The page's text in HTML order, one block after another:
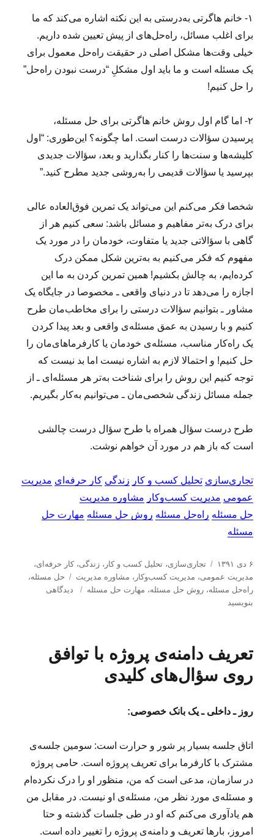
ا
ا
د
۱- خانم هاگرتی به‌درستی به این نکته اشاره می‌کند که ما
برای اغلب مسائل، راه‌حل‌های از پیش تعیین شده داریم.
خیلی وقت‌ها مشکل اصلی در حقیقت راه‌حل معمول برای
یک مسئله است و ما باید اول مشکلِ “درست نبودن راه‌حل”
را حل کنیم!
۲- اما گام اول روش خانم هاگرتی برای حل مسئله،
پرسیدن سؤالات درست است. اما چگونه؟ این‌طوری: “اول
کلیشه‌ها و سنت‌ها را کنار بگذارید و بعد، سؤالات جدیدی
بپرسید یا سؤالات قدیمی را به‌روشی جدید مطرح کنید.”
شخصا فکر می‌کنم این می‌تواند یک تمرین فوق‌العاده عالی
برای درک به‌تر مفاهیم و مسائل باشد: سعی کنیم هر از
گاهی با سؤالاتی جدید یا متفاوت، خودمان را در مورد یک
مفهوم که فکر می‌کنیم به به‌ترین شکل ممکن درک
کرده‌ایم، به چالش بکشیم! همین تمرین کردن به ما این
اجازه را می‌دهد تا در دنیای واقعی ـ مخصوصا در جایگاه یک
مشاور ـ بتوانیم سؤالات درستی را برای مخاطب‌مان طرح
کنیم و با رسیدن به عمق مسئله‌ی واقعی و بعد پیدا کردن
یک راه‌کار مناسب، مسئله‌ی خودمان یا کارفرماهای‌مان را
حل کنیم! و احتمالا لازم به اشاره نیست اما بد نیست که
توجه کنیم این روش را برای شناخت به‌تر هر مسئله‌ای ـ از
جمله مسائل زندگی شخصی‌مان ـ می‌توانیم به‌کار بگیریم.
طرح درست سؤال همراه با طرح سؤال درست چالشی
است که باز هم در مورد آن خواهم نوشت.
تجاری‌سازی تحلیل کسب و کار زندگی کار حرفه‌ای مدیریت
عمومی مدیریت کسب‌و‌کار مشاوره مدیریت
حل مسئله راه‌حل مسئله روش حل مسئله مهارت حل
مسئله
ا
ر
س
ا
ه
ر
۶ دی ۱۳۹۱
د
س
تجاری‌سازی،تحلیل كسب و كار ،زندگی،کار حرفه‌ای،
مدیریت عمومی، مدیریت كسب‌و‌كار ، مشاوره مدیریت
ب
ر
ا
حل مسئله،
راه‌حل مسئله،روش حل مسئله، مهارت حل مسئله
ا
س
ی
د
ی
ع
دیدگاهی
بنویسید
تعریف دامنه‌ی پروژه با توافق
روی سؤال‌های کلیدی
روز ـ داخلی ـ یک بانک خصوصی:
اتاق جلسه بسیار پر شور و حرارت است: سومین جلسه‌ی
مشترک با کارفرما برای تعریف پروژه است. حامی پروژه
در سازمان، مدعی است که من، منظور او را درک نکرده‌ام
و مسئله‌ی مورد نظر من، مسئله‌ی او نیست. در مقابل من
هم یادآوری می‌کنم که او در طی جلسات گذشته و حتا
امروز، بارها تعریف و دامنه‌ی پروژه را تغییر داده است.